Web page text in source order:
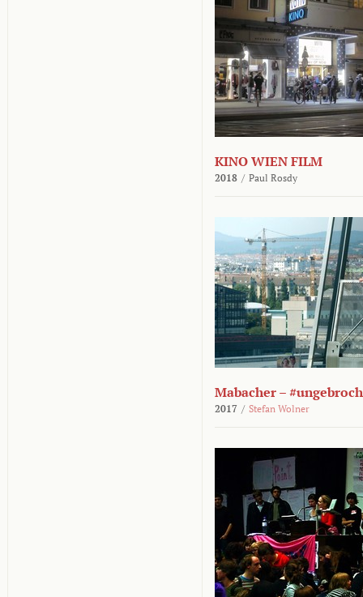
KINO WIEN FILM
2018 / Paul Rosdy
Mabacher –
2017 / Stefan Wolner